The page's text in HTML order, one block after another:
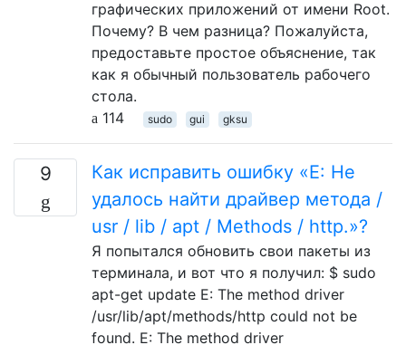
графических приложений от имени Root.
Почему? В чем разница? Пожалуйста,
предоставьте простое объяснение, так
как я обычный пользователь рабочего
стола.
114
sudo gui gksu
9
Как исправить ошибку «E: Не
удалось найти драйвер метода /
usr / lib / apt / Methods / http.»?
Я попытался обновить свои пакеты из
терминала, и вот что я получил: $ sudo
apt-get update E: The method driver
/usr/lib/apt/methods/http could not be
found. E: The method driver